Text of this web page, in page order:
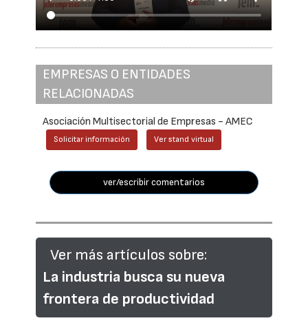
EMPRESAS O ENTIDADES
RELACIONADAS
Asociación Multisectorial de Empresas - AMEC
Solicitar información Ver stand virtual
ver/escribir comentarios
Ver más artículos sobre:
La industria busca su nueva
frontera de productividad